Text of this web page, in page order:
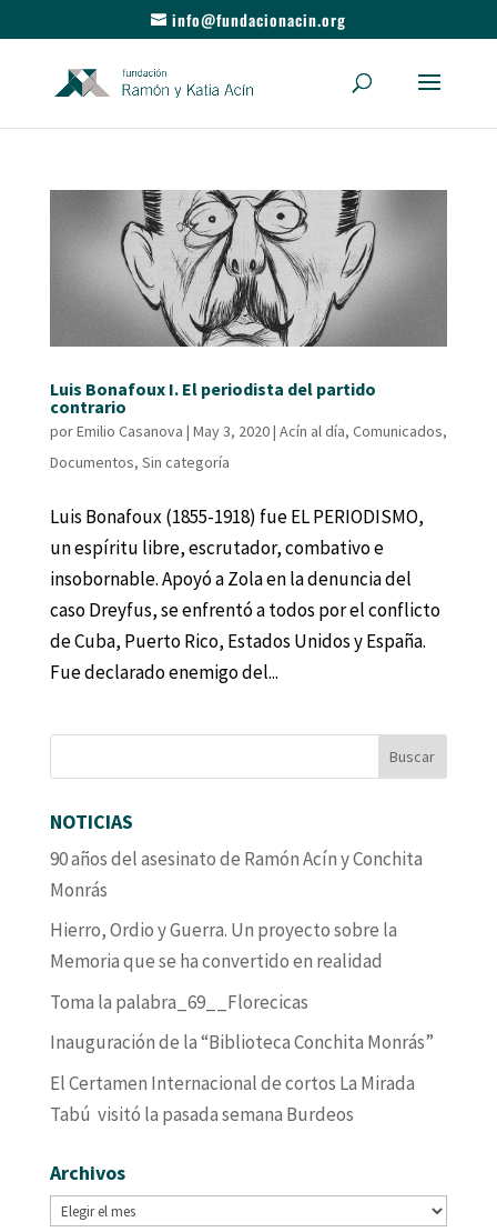
info@fundacionacin.org
Luis Bonafoux I. El periodista del partido
contrario
porEmilio Casanova | May 3, 2020| Acín al día, Comunicados,
Documentos, Sin categoría
Luis Bonafoux (1855-1918) fue EL PERIODISMO,
un espíritu libre, escrutador, combativo e
insobornable. Apoyó a Zola en la denuncia del
caso Dreyfus, se enfrentó a todos por el conflicto
de Cuba, Puerto Rico, Estados Unidos y España.
Fue declarado enemigo del...
NOTICIAS
90 años del asesinato de Ramón Acín y Conchita
Monrás
Hierro, Ordio y Guerra. Un proyecto sobre la
Memoria que se ha convertido en realidad
Toma la palabra_69__Florecicas
Inauguración de la “Biblioteca Conchita Monrás”
El Certamen Internacional de cortos La Mirada
Tabú visitó la pasada semana Burdeos
Archivos
Archivos